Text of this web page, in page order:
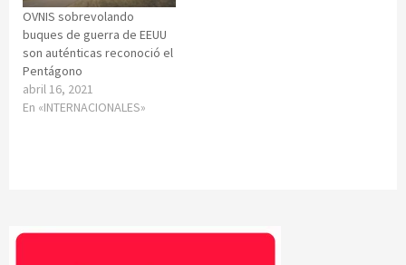
OVNIS sobrevolando
buques de guerra de EEUU
son auténticas reconoció el
Pentágono
abril 16, 2021
En «INTERNACIONALES»